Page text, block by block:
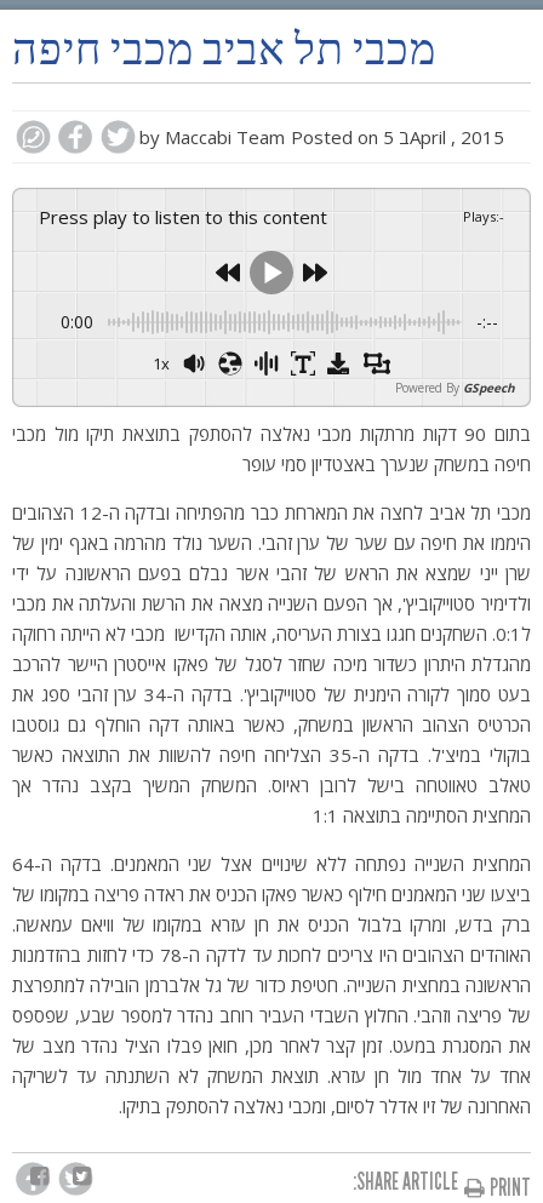
PLAY BY PLAY
MATCH SUMMARY
LINE-UPS
מכבי תל אביב מכבי חיפה
by Maccabi Team Posted on 5 בApril , 2015
Press play to listen to this content Plays:-
0:00 -:--
1x
Powered By GSpeech
בתום 90 דקות מרתקות מכבי נאלצה להסתפק בתוצאת תיקו מול מכבי
חיפה במשחק שנערך באצטדיון סמי עופר
מכבי תל אביב לחצה את המארחת כבר מהפתיחה ובדקה ה-12 הצהובים
היממו את חיפה עם שער של ערן זהבי. השער נולד מהרמה באגף ימין של
שרן ייני שמצא את הראש של זהבי אשר נבלם בפעם הראשונה על ידי
ולדימיר סטוייקוביץ', אך הפעם השנייה מצאה את הרשת והעלתה את מכבי
ל0:1. השחקנים חגגו בצורת העריסה, אותה הקדישו מכבי לא הייתה רחוקה
מהגדלת היתרון כשדור מיכה שחזר לסגל של פאקו אייסטרן היישר להרכב
בעט סמוך לקורה הימנית של סטוייקוביץ'. בדקה ה-34 ערן זהבי ספג את
הכרטיס הצהוב הראשון במשחק, כאשר באותה דקה הוחלף גם גוסטבו
בוקולי במיצ'ל. בדקה ה-35 הצליחה חיפה להשוות את התוצאה כאשר
טאלב טאווטחה בישל לרובן ראיוס. המשחק המשיך בקצב נהדר אך
המחצית הסתיימה בתוצאה 1:1
המחצית השנייה נפתחה ללא שינויים אצל שני המאמנים. בדקה ה-64
ביצעו שני המאמנים חילוף כאשר פאקו הכניס את ראדה פריצה במקומו של
ברק בדש, ומרקו בלבול הכניס את חן עזרא במקומו של וויאם עמאשה.
האוהדים הצהובים היו צריכים לחכות עד לדקה ה-78 כדי לחזות בהזדמנות
הראשונה במחצית השנייה. חטיפת כדור של גל אלברמן הובילה למתפרצת
של פריצה וזהבי. החלוץ השבדי העביר רוחב נהדר למספר שבע, שפספס
את המסגרת במעט. זמן קצר לאחר מכן, חואן פבלו הציל נהדר מצב של
אחד על אחד מול חן עזרא. תוצאת המשחק לא השתנתה עד לשריקה
האחרונה של זיו אדלר לסיום, ומכבי נאלצה להסתפק בתיקו.
SHARE ARTICLE: PRINT